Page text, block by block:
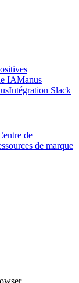
IAManus
Intégration Slack
de
de marque